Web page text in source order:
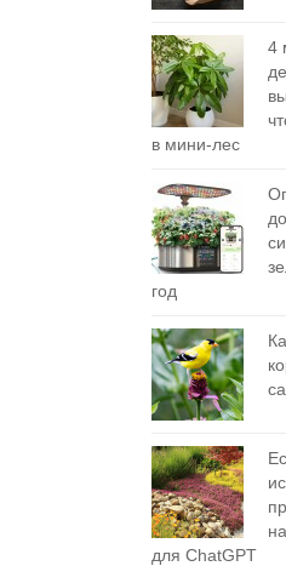
4
в мини-лес
год
для ChatGPT